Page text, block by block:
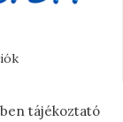
tájékoztató